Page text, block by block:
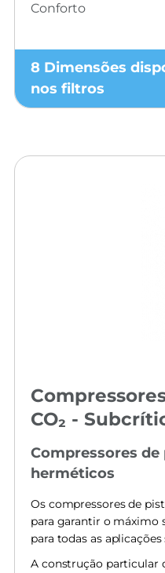
Conforto
8 Dimensões
nos filtros
CO₂ -
Compressores
herméticos
Os compressores de
para garantir o máximo
para todas as
A construção particular